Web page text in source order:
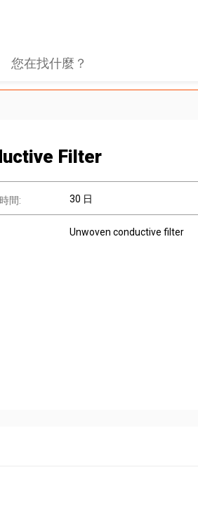
Filter
間: 30 日
Unwoven conductive filter